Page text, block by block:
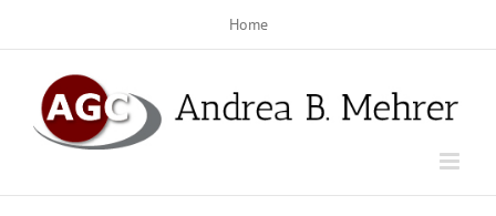
Inhalt
springen
Home